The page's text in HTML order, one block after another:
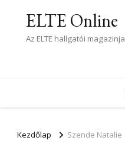
ELTE Online
Az ELTE hallgatói magazinja
Kezdőlap Szende Natalie